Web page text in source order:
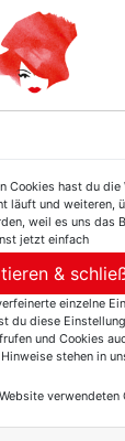
Not
Und
Cookies hast du die
läuft und weiteren,
weil es uns das
jetzt einfach
&
einzelne
du diese
und Cookies
stehen in
verwendeten